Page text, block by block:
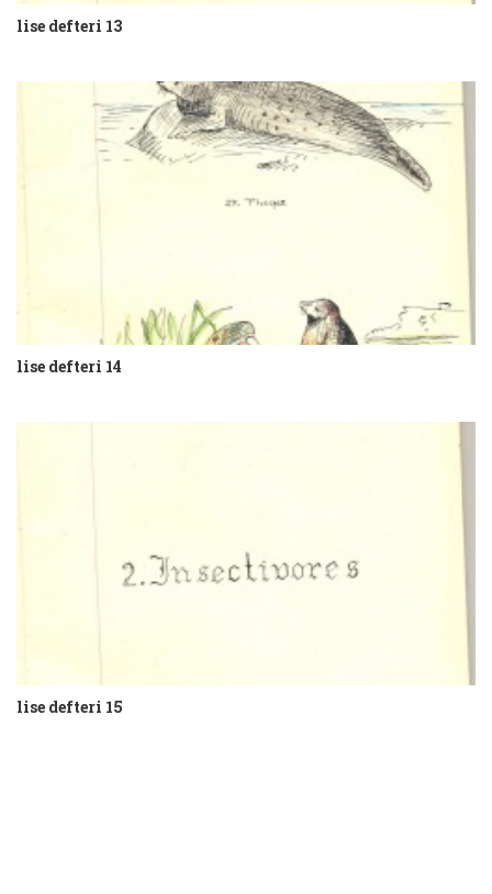
lise defteri 13
lise defteri 14
lise defteri 15